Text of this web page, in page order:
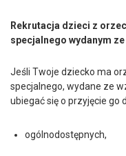
Rekrutacja dzieci z
specjalnego wydanym
Jeśli Twoje dziecko ma
specjalnego, wydane ze
ubiegać się o przyjęcie go
ogólnodostępnych,